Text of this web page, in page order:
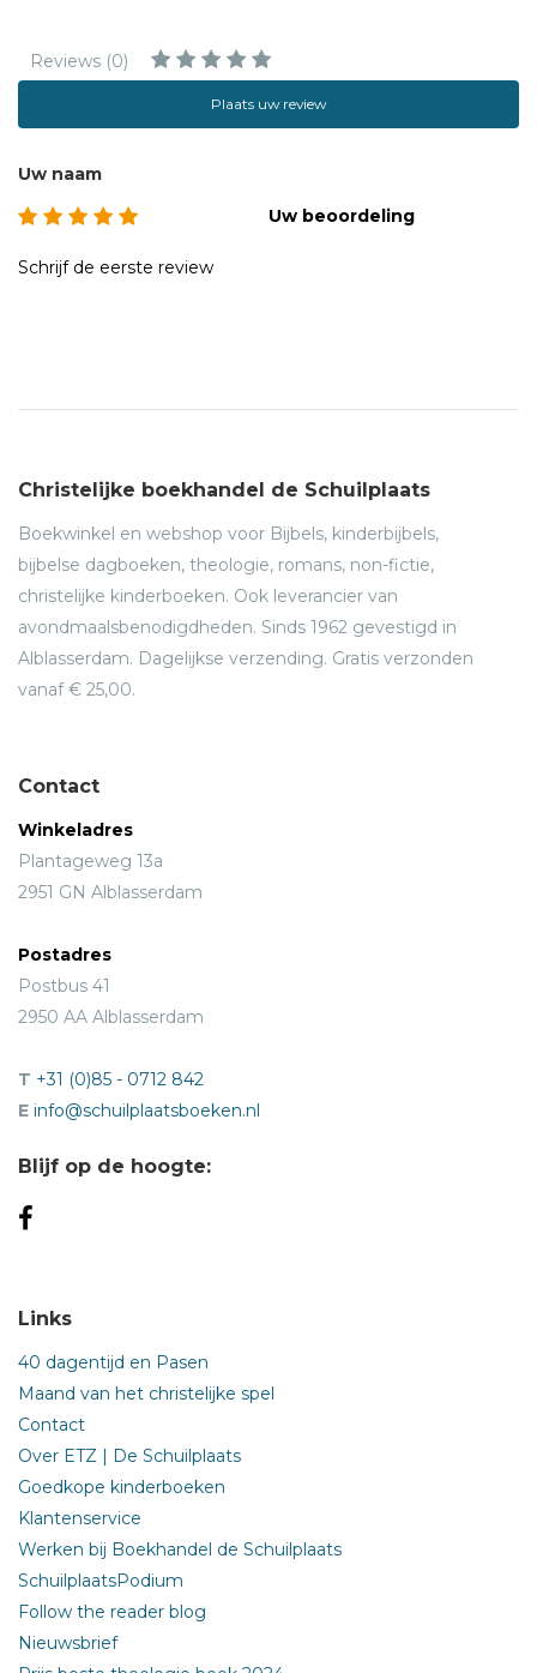
Reviews (0)
Plaats uw review
Uw naam
Uw beoordeling
Schrijf de eerste review
Christelijke boekhandel de Schuilplaats
Boekwinkel en webshop voor Bijbels, kinderbijbels,
bijbelse dagboeken, theologie, romans, non-fictie,
christelijke kinderboeken. Ook leverancier van
avondmaalsbenodigdheden. Sinds 1962 gevestigd in
Alblasserdam. Dagelijkse verzending. Gratis verzonden
vanaf € 25,00.
Contact
Winkeladres
Plantageweg 13a
2951 GN Alblasserdam
Postadres
Postbus 41
2950 AA Alblasserdam
T +31 (0)85 - 0712 842
E info@schuilplaatsboeken.nl
Blijf op de hoogte:
Links
40 dagentijd en Pasen
Maand van het christelijke spel
Contact
Over ETZ | De Schuilplaats
Goedkope kinderboeken
Klantenservice
Werken bij Boekhandel de Schuilplaats
SchuilplaatsPodium
Follow the reader blog
Nieuwsbrief